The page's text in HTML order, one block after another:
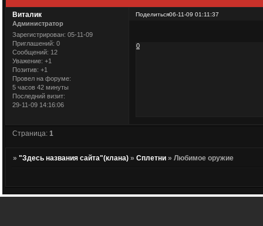
Поделиться06-11-09 01:11:37
Виталик
Администратор
Зарегистрирован: 05-11-09
Приглашений: 0
Сообщений: 12
Уважение: +1
Позитив: +1
Провел на форуме:
5 часов 42 минуты
Последний визит:
29-11-09 14:16:06
0
Страница:1
»"Здесь названия сайта"(клана) »Сплетни »Любимое оружие